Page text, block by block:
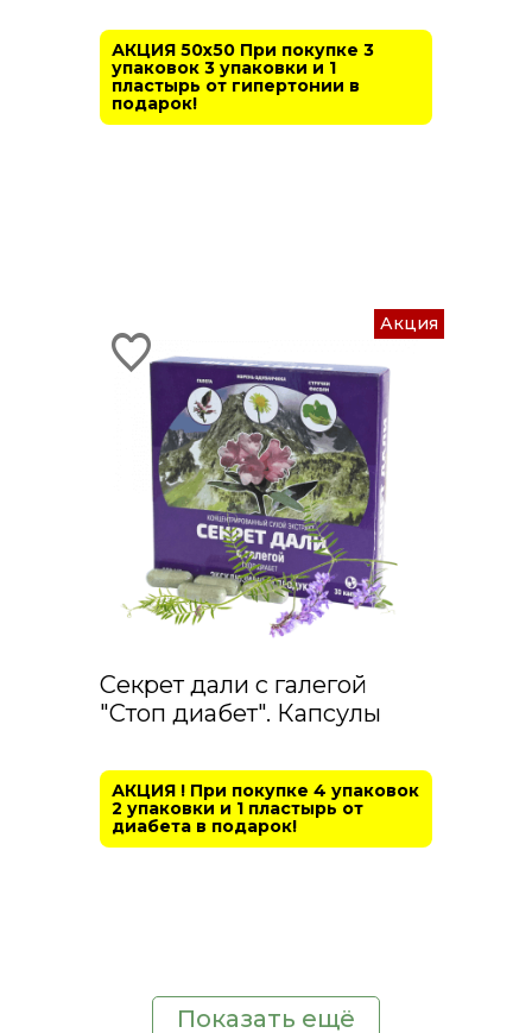
АКЦИЯ 50х50 При покупке 3
упаковок 3 упаковки и 1
пластырь от гипертонии в
подарок!
Акция
Секрет дали с галегой
"Стоп диабет". Капсулы
АКЦИЯ ! При покупке 4 упаковок
2 упаковки и 1 пластырь от
диабета в подарок!
Показать ещё